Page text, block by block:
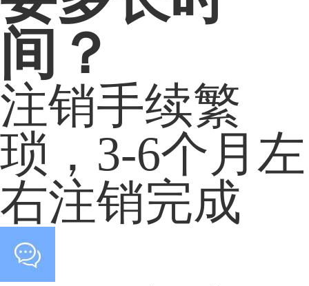
间？
注销手续繁
琐，3-6个月左
右注销完成